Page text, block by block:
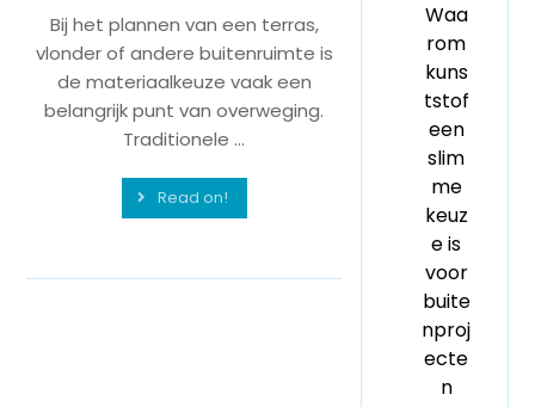
Bij het plannen van een terras,
vlonder of andere buitenruimte is
de materiaalkeuze vaak een
belangrijk punt van overweging.
Traditionele ...
Read on!
Waa
rom
kuns
tstof
een
slim
me
keuz
e is
voor
buite
nproj
ecte
n